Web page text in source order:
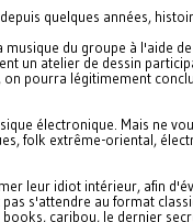
quelques années,
du groupe à l'aide
un atelier de dessin
pourra légitimement
électronique. Mais ne
folk extrême-oriental,
leur idiot intérieur, afin
s'attendre au format
caribou, le dernier